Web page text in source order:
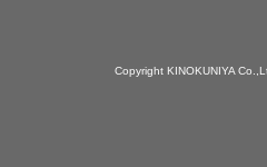
Copyright KINOKUNIYA